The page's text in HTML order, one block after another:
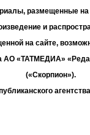
размещенные на
и
на сайте,
АО «ТАТМЕДИА»
(«Скорпион»).